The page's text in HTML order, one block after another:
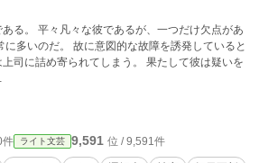
る。 平々凡々な彼であるが、一つだけ欠点があ
に多いのだ。 故に意図的な故障を誘発していると
司に詰め寄られてしまう。 果たして彼は疑いを
件 ライト文芸 9,591 位 / 9,591件